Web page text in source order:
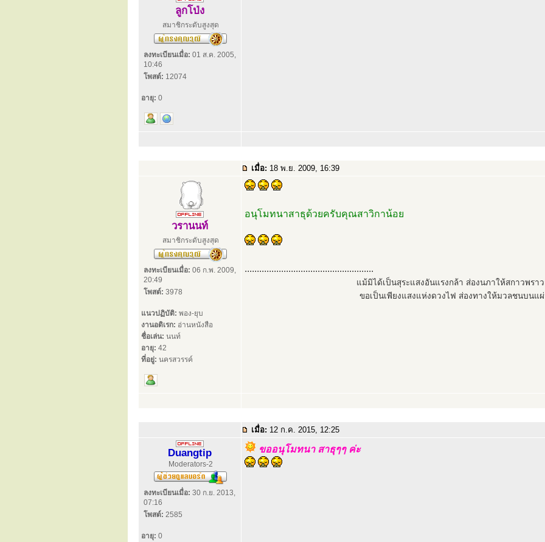
ลูกโป่ง
สมาชิกระดับสูงสุด
ลงทะเบียนเมื่อ: 01 ส.ค. 2005,
10:46
โพสต์: 12074
อายุ: 0
เมื่อ: 18 พ.ย. 2009, 16:39
วรานนท์
สมาชิกระดับสูงสุด
ลงทะเบียนเมื่อ: 06 ก.พ. 2009,
20:49
โพสต์: 3978
แนวปฏิบัติ: พอง-ยุบ
งานอดิเรก: อ่านหนังสือ
ชื่อเล่น: นนท์
อายุ: 42
ที่อยู่: นครสวรรค์
อนุโมทนาสาธุด้วยครับคุณสาวิกาน้อย
.....................................................
แม้มิได้เป็นสุระแสงอันแรงกล้า ส่องนภาให้สกาวพรา
ขอเป็นเพียงแสงแห่งดวงไฟ ส่องทางให้มวลชนบนแ
เมื่อ: 12 ก.ค. 2015, 12:25
Duangtip
Moderators-2
ลงทะเบียนเมื่อ: 30 ก.ย. 2013,
07:16
โพสต์: 2585
อายุ: 0
ขออนุโมทนา สาธุๆๆ ค่ะ